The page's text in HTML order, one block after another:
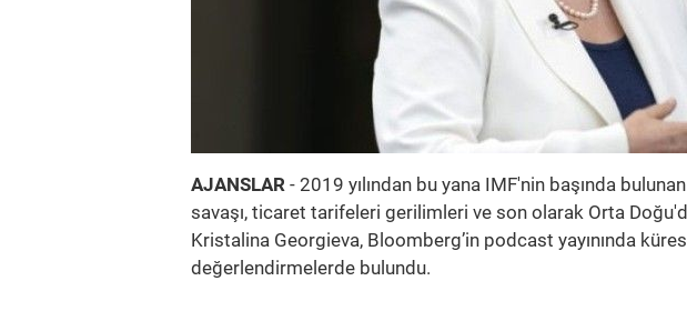
AJANSLAR - 2019 yılından bu yana IMF'nin başında
savaşı, ticaret tarifeleri gerilimleri ve son olarak Orta
Kristalina Georgieva, Bloomberg’in podcast yayınında
değerlendirmelerde bulundu.